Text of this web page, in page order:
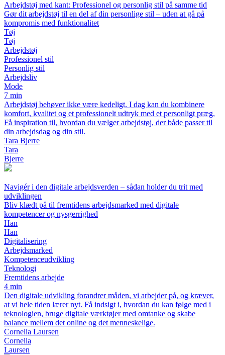
Arbejdstøj med kant: Professionel og personlig stil på samme tid
Gør dit arbejdstøj til en del af din personlige stil – uden at gå på
kompromis med funktionalitet
Tøj
Tøj
Arbejdstøj
Professionel stil
Personlig stil
Arbejdsliv
Mode
7 min
Arbejdstøj behøver ikke være kedeligt. I dag kan du kombinere
komfort, kvalitet og et professionelt udtryk med et personligt præg.
Få inspiration til, hvordan du vælger arbejdstøj, der både passer til
din arbejdsdag og din stil.
Tara Bjerre
Tara
Bjerre
Navigér i den digitale arbejdsverden – sådan holder du trit med
udviklingen
Bliv klædt på til fremtidens arbejdsmarked med digitale
kompetencer og nysgerrighed
Han
Han
Digitalisering
Arbejdsmarked
Kompetenceudvikling
Teknologi
Fremtidens arbejde
4 min
Den digitale udvikling forandrer måden, vi arbejder på, og kræver,
at vi hele tiden lærer nyt. Få indsigt i, hvordan du kan følge med i
teknologien, bruge digitale værktøjer med omtanke og skabe
balance mellem det online og det menneskelige.
Cornelia Laursen
Cornelia
Laursen